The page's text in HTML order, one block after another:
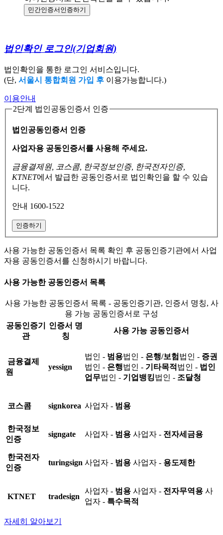
민간인증서 인증하기
법인확인 로그인(기업회원)
법인확인을 통한 로그인 서비스입니다.
(단, 서울시 통합회원 가입 후 이용가능합니다.)
이용안내
2단계 법인공동인증서 인증
법인공동인증서 인증
사업자용 공동인증서를 사용해 주세요.
금융결제원, 코스콤, 한국정보인증, 한국전자인증,
KTNET에서 발급한 공동인증서로 법인확인을 할 수 있습
니다.
안내 1600-1522
인증하기
사용 가능한 공동인증서 목록 확인 후 공동인증기관에서 사업
자용 공동인증서를 신청하시기 바랍니다.
사용 가능한 공동인증서 목록
사용 가능한 공동인증서 목록 - 공동인증기관, 인증서 명칭, 사
용 가능 공동인증서로 구성
공동인증기
관
인증서 명
칭
사용 가능 공동인증서
금융결제
원
yessign
법인 - 범용법인 - 은행/보험 법인 - 증권
법인 - 은행법인 - 기타목적 법인 - 법인
업무법인 - 기업뱅킹법인 - 조달청
코스콤 signkorea 사업자 - 범용
한국정보
인증
signgate 사업자 - 범용 사업자 - 전자세금용
한국전자
인증
turingsign 사업자 - 범용 사업자 - 용도제한
KTNET tradesign
사업자 - 범용 사업자 - 전자무역용 사
업자 - 특수목적
자세히 알아보기